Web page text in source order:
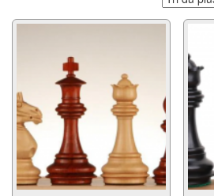
Pièces
classiques
Coffrets
Echiquiers
et
de
voyage